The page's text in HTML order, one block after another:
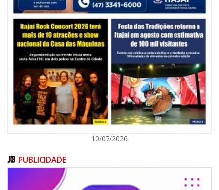
06/08/2026 | 10:14
Defesa Civil de SC monitora formação de ciclone-bomba no Sul do Brasil;
entenda como o fenômeno se forma e quais os impactos no estado
ITAPEMA
10/07/2026
PUBLICIDADE